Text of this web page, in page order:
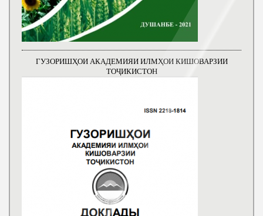
ГУЗОРИШҲОИ АКАДЕМИЯИ ИЛМҲОИ КИШОВАРЗИИ
ТОҶИКИСТОН